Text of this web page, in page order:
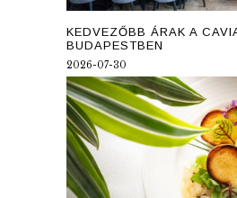
KEDVEZŐBB ÁRAK A
BUDAPESTBEN
2026-07-30